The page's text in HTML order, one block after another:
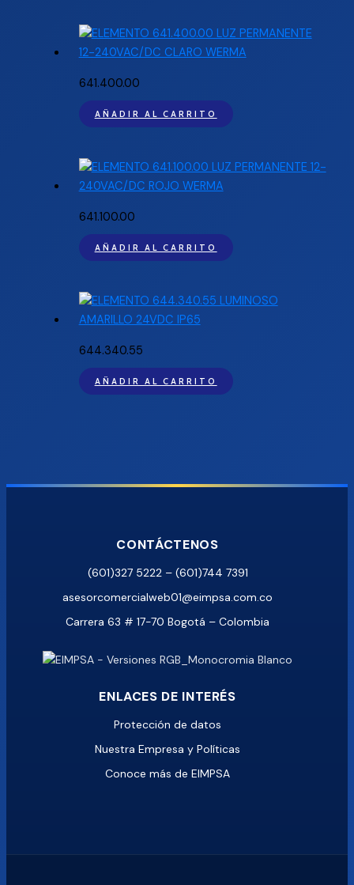
641.400.00
AÑADIR AL CARRITO
641.100.00
AÑADIR AL CARRITO
644.340.55
AÑADIR AL CARRITO
CONTÁCTENOS
(601)327 5222 – (601)744 7391
asesorcomercialweb01@eimpsa.com.co
Carrera 63 # 17-70 Bogotá – Colombia
ENLACES DE INTERÉS
Protección de datos
Nuestra Empresa y Políticas
Conoce más de EIMPSA